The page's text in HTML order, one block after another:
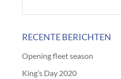
RECENTE BERICHTEN
Opening fleet season
King’s Day 2020